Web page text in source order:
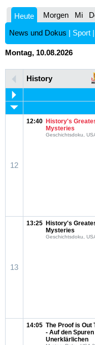
Heute Morgen Mi
News und Dokus | Sport |
Montag, 10.08.2026
History
12
12:40 History's
Mysteries
Geschichtsdoku,
13
13:25 History's
Mysteries
Geschichtsdoku,
14:05 The Proof is Out
- Auf den Spuren
Unerklärlichen